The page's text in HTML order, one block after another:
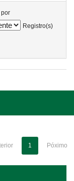
por
Registro(s)
1 Póximo